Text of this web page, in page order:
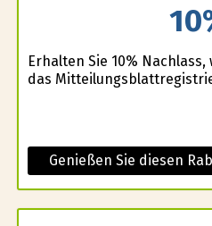
Erhalten Sie 10%
das
Genießen Sie diesen